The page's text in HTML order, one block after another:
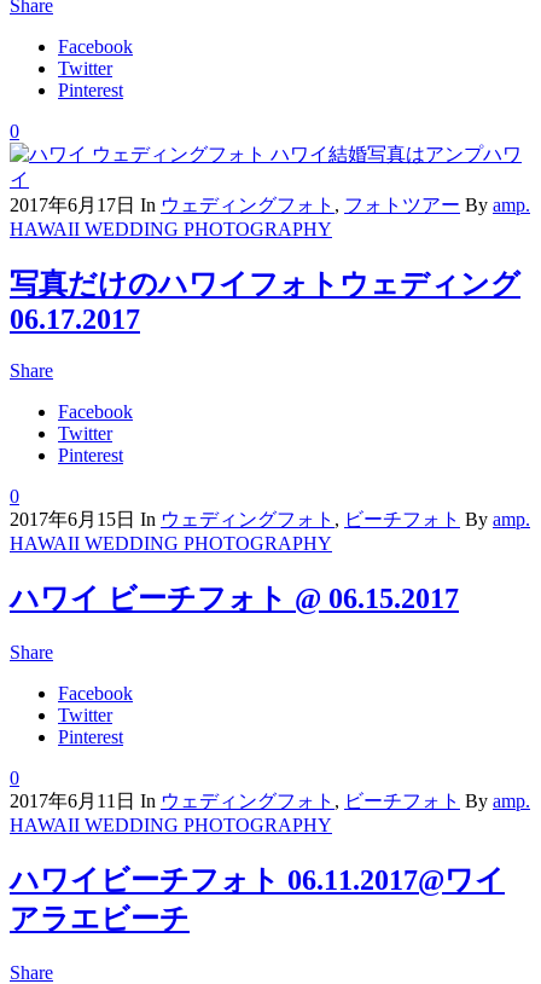
Share
Facebook
Twitter
Pinterest
0
2017年6月17日 In ウェディングフォト , フォトツアー By amp.
HAWAII WEDDING PHOTOGRAPHY
写真だけのハワイフォトウェディング
06.17.2017
Share
Facebook
Twitter
Pinterest
0
2017年6月15日 In ウェディングフォト , ビーチフォト By amp.
HAWAII WEDDING PHOTOGRAPHY
ハワイ ビーチフォト @ 06.15.2017
Share
Facebook
Twitter
Pinterest
0
2017年6月11日 In ウェディングフォト , ビーチフォト By amp.
HAWAII WEDDING PHOTOGRAPHY
ハワイビーチフォト 06.11.2017@ワイ
アラエビーチ
Share